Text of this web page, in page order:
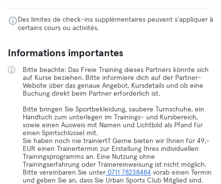
Des limites de check-ins supplémentaires peuvent s'appliquer à
certains cours ou activités.
Informations importantes
Bitte beachte: Das Freie Training dieses Partners könnte sich
auf Kurse beziehen. Bitte informiere dich auf der Partner-
Website über das genaue Angebot, Kursdetails und ob eine
Buchung direkt beim Partner erforderlich ist.
Bitte bringen Sie Sportbekleidung, saubere Turnschuhe, ein
Handtuch zum unterlegen im Trainings- und Kursbereich,
sowie einen Ausweis mit Namen und Lichtbild als Pfand für
einen Spintschlüssel mit.
Sie haben noch nie trainiert? Gerne bieten wir Ihnen für 49,-
EUR einen Trainertermin zur Erstellung Ihres individuellen
Trainingsprogramms an. Eine Nutzung ohne
Trainingserfahrung oder Trainereinweisung ist nicht möglich.
Bitte vereinbaren Sie unter0711 78238484 vorab einen Termin
und geben Sie an, dass Sie Urban Sports Club Mitglied sind.